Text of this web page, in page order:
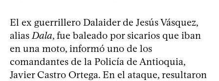
El ex guerrillero Dalaider de Jesús Vásquez,
aliasDala, fue baleado por sicarios que iban
en una moto, informó uno de los
comandantes de la Policía de Antioquia,
Javier Castro Ortega. En el ataque, resultaron